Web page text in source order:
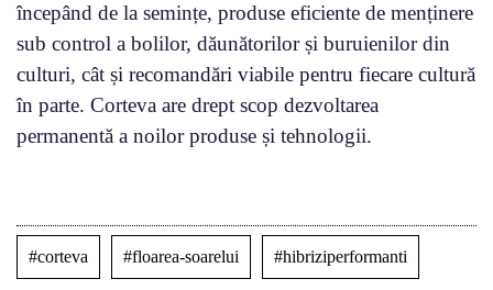
începând de la semințe, produse eficiente de menținere
sub control a bolilor, dăunătorilor și buruienilor din
culturi, cât și recomandări viabile pentru fiecare cultură
în parte. Corteva are drept scop dezvoltarea
permanentă a noilor produse și tehnologii.
#corteva #floarea-soarelui #hibriziperformanti